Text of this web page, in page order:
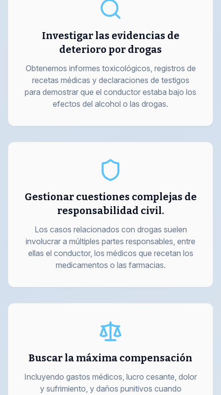
Investigar las evidencias de
deterioro por drogas
Obtenemos informes toxicológicos, registros de
recetas médicas y declaraciones de testigos
para demostrar que el conductor estaba bajo los
efectos del alcohol o las drogas.
Gestionar cuestiones complejas de
responsabilidad civil.
Los casos relacionados con drogas suelen
involucrar a múltiples partes responsables, entre
ellas el conductor, los médicos que recetan los
medicamentos o las farmacias.
Buscar la máxima compensación
Incluyendo gastos médicos, lucro cesante, dolor
y sufrimiento, y daños punitivos cuando